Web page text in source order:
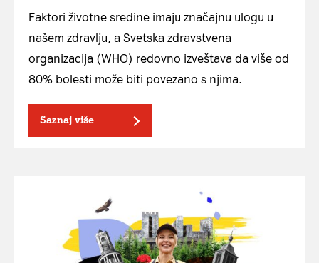
Faktori životne sredine imaju značajnu ulogu u
našem zdravlju, a Svetska zdravstvena
organizacija (WHO) redovno izveštava da više od
80% bolesti može biti povezano s njima.
Saznaj više